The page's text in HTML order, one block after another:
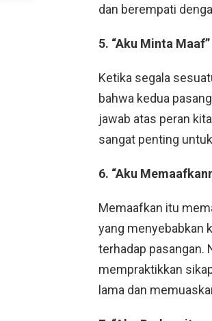
dan berempati
5. “Aku Minta Maaf”
Ketika segala
bahwa kedua
jawab atas peran
sangat penting
6. “Aku
Memaafkan itu
yang menyebabkan
terhadap pasangan.
mempraktikkan
lama dan